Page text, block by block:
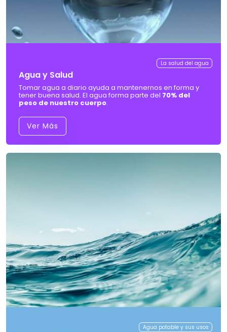
La salud del agua
Agua y Salud
Tomar agua a diario ayuda a mantenernos en forma y
tener buena salud. El agua forma parte del 70% del
peso de nuestro cuerpo.
Ver Más
Agua potable y sus usos